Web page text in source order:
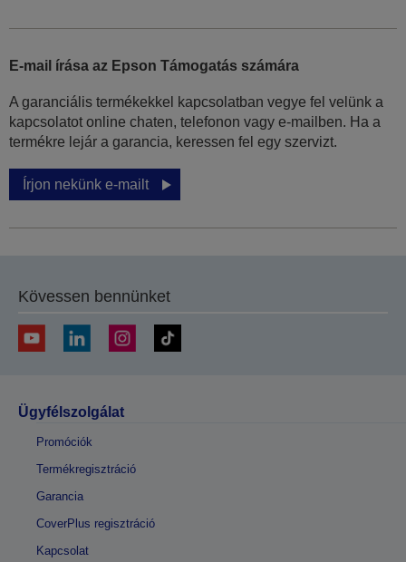
E-mail írása az Epson Támogatás számára
A garanciális termékekkel kapcsolatban vegye fel velünk a
kapcsolatot online chaten, telefonon vagy e-mailben. Ha a
termékre lejár a garancia, keressen fel egy szervizt.
Írjon nekünk e-mailt
Kövessen bennünket
Ügyfélszolgálat
Promóciók
Termékregisztráció
Garancia
CoverPlus regisztráció
Kapcsolat